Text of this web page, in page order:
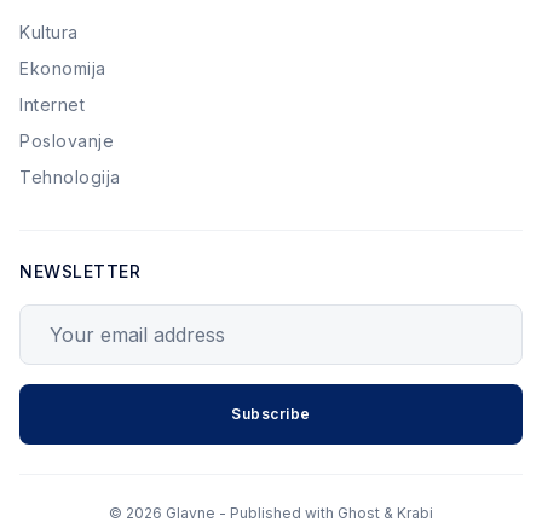
Kultura
Ekonomija
Internet
Poslovanje
Tehnologija
NEWSLETTER
Subscribe
© 2026 Glavne - Published with Ghost & Krabi